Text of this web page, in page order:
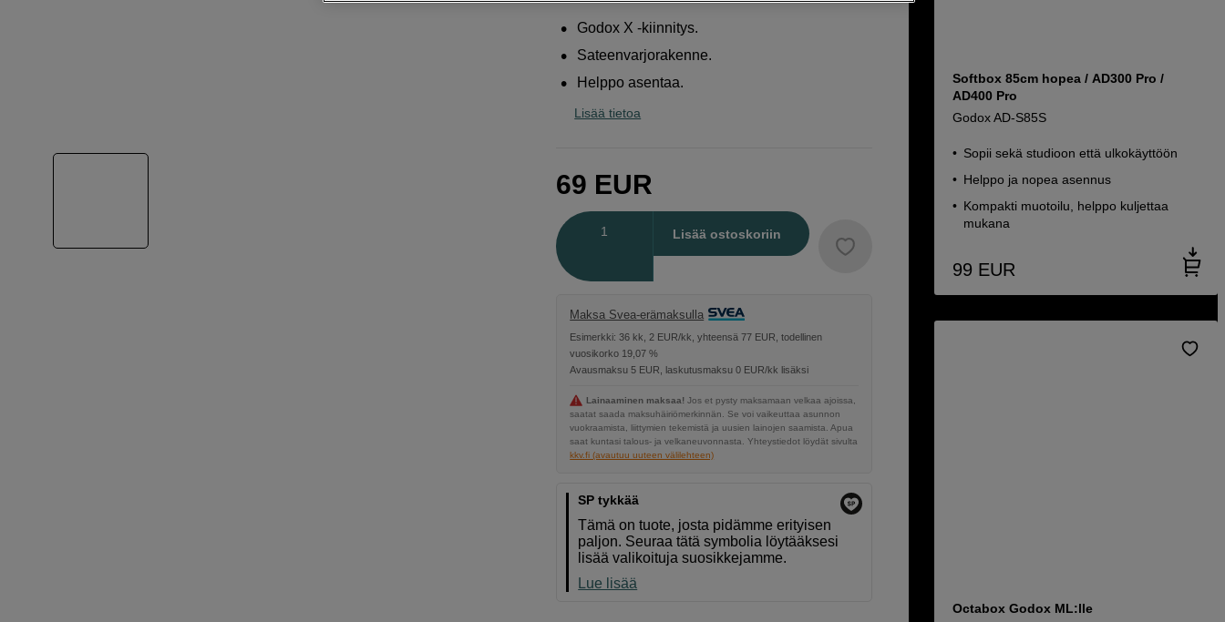
Godox X -kiinnitys.
Sateenvarjorakenne.
Helppo asentaa.
Lisää tietoa
69 EUR
Lisää ostoskoriin
Maksa Svea-erämaksulla
Esimerkki: 36 kk, 2 EUR/kk, yhteensä 77 EUR, todellinen
vuosikorko 19,07 %
Avausmaksu 5 EUR, laskutusmaksu 0 EUR/kk lisäksi
Lainaaminen maksaa! Jos et pysty maksamaan velkaa ajoissa,
saatat saada maksuhäiriömerkinnän. Se voi vaikeuttaa asunnon
vuokraamista, liittymien tekemistä ja uusien lainojen saamista. Apua
saat kuntasi talous- ja velkaneuvonnasta. Yhteystiedot löydät sivulta
kkv.fi (avautuu uuteen välilehteen)
SP tykkää
Tämä on tuote, josta pidämme erityisen
paljon. Seuraa tätä symbolia löytääksesi
lisää valikoituja suosikkejamme.
Lue lisää
Softbox 85cm hopea / AD300 Pro /
AD400 Pro
Godox AD-S85S
Sopii sekä studioon että ulkokäyttöön
Helppo ja nopea asennus
Kompakti muotoilu, helppo kuljettaa
mukana
99 EUR
Octabox Godox ML:lle